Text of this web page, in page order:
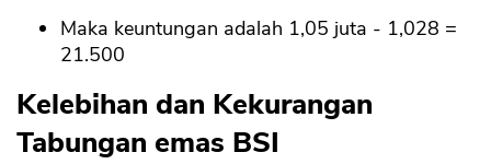
Maka keuntungan adalah 1,05 juta - 1,028 =
21.500
Kelebihan dan Kekurangan
Tabungan emas BSI